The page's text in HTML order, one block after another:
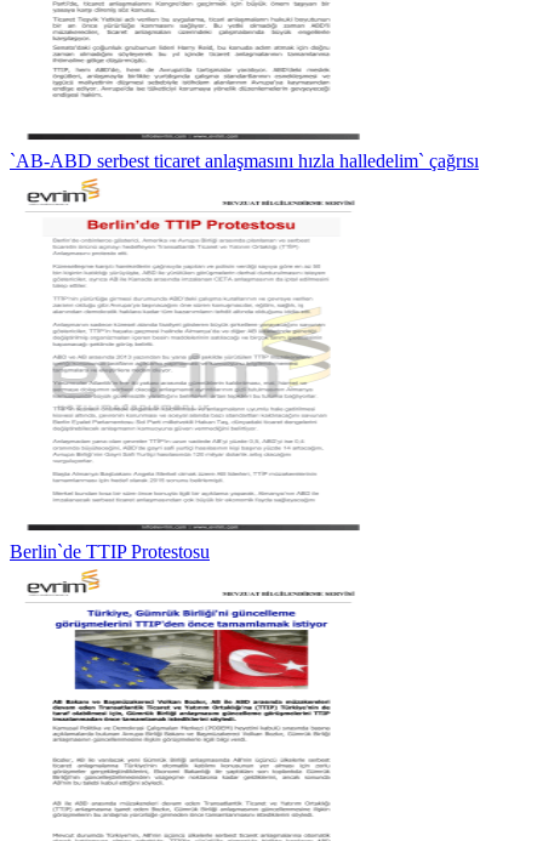
`AB-ABD serbest ticaret anlaşmasını hızla halledelim` çağrısı
Berlin`de TTIP Protestosu